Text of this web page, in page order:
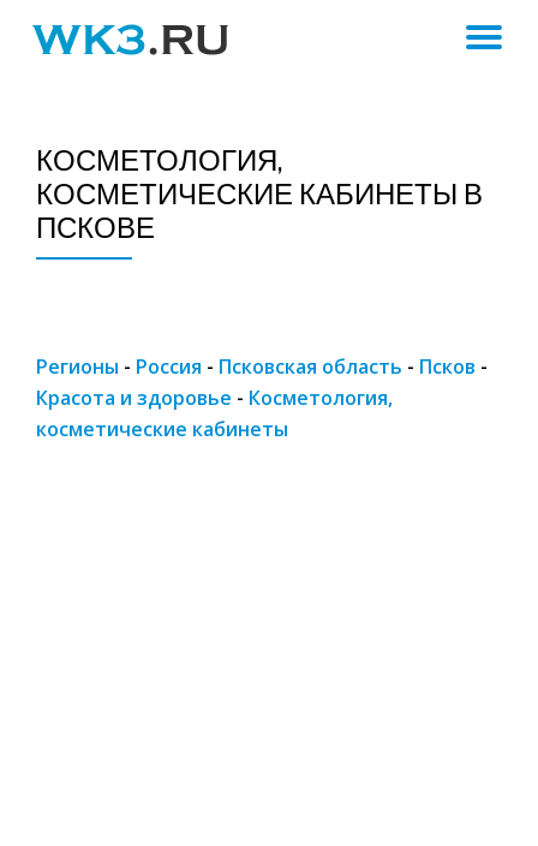
КОСМЕТОЛОГИЯ,
КОСМЕТИЧЕСКИЕ КАБИНЕТЫ В
ПСКОВЕ
Регионы - Россия - Псковская область - Псков -
Красота и здоровье - Косметология,
косметические кабинеты